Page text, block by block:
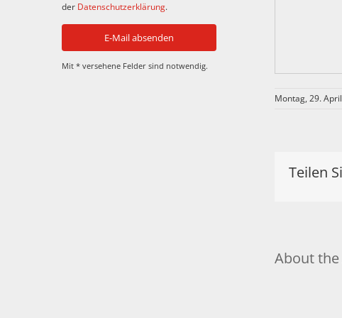
Montag, 29.
Teilen
About
der Datenschutzerklärung.
Mit * versehene Felder sind notwendig.